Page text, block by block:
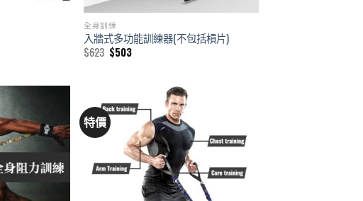
全身訓練
入牆式多功能訓練器(不包括槓片)
$623 Original
price
$503Current
特價